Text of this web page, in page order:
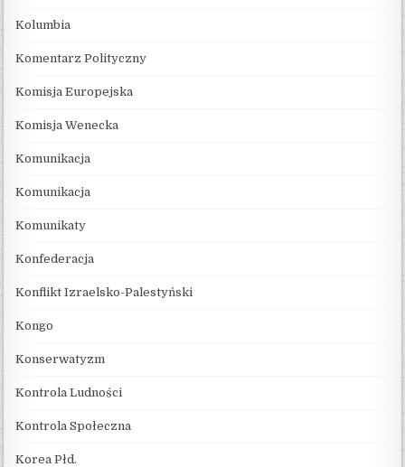
Kolumbia
Komentarz Polityczny
Komisja Europejska
Komisja Wenecka
Komunikacja
Komunikacja
Komunikaty
Konfederacja
Konflikt Izraelsko-Palestyński
Kongo
Konserwatyzm
Kontrola Ludności
Kontrola Społeczna
Korea Płd.